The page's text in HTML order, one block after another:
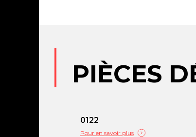
PIÈCES
0122
Pour en savoir plus